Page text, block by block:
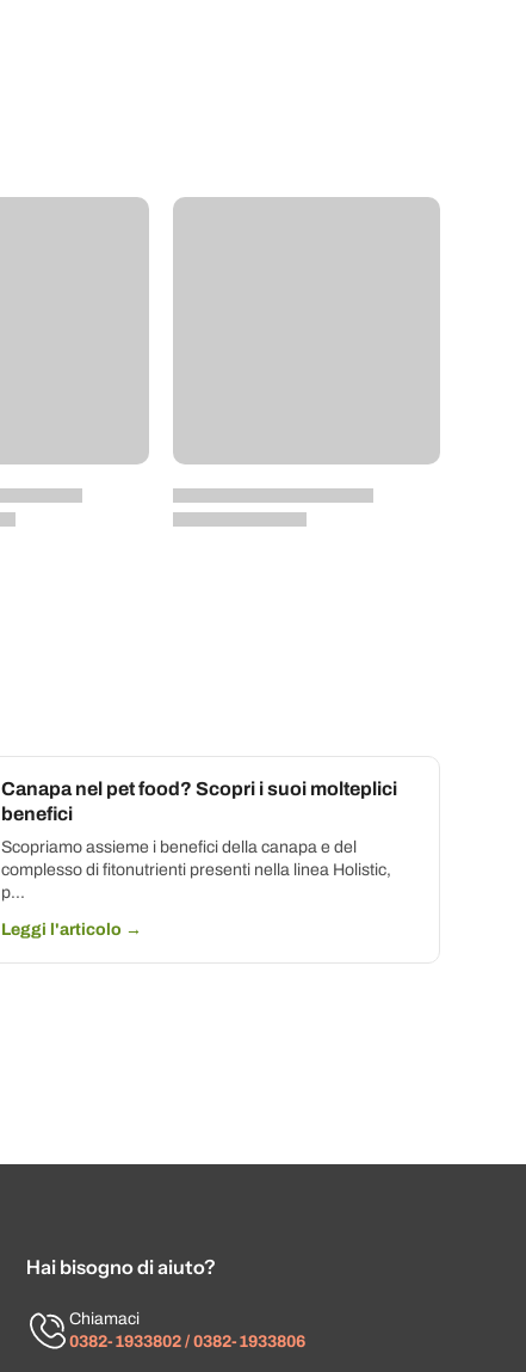
Canapa nel pet food? Scopri i suoi molteplici
benefici
Scopriamo assieme i benefici della canapa e del
complesso di fitonutrienti presenti nella linea Holistic,
p...
Leggi l'articolo →
Hai bisogno di aiuto?
Chiamaci
0382-1933802 / 0382-1933806